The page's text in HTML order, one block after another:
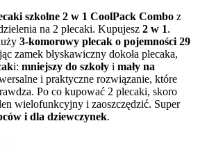
szkolne 2 w 1 CoolPack Combo z
na 2 plecaki. Kupujesz 2 w 1.
3-komorowy plecak o pojemności 29
zamek błyskawiczny dokoła plecaka,
i: mniejszy do szkoły i mały na
i praktyczne rozwiązanie, które
Po co kupować 2 plecaki, skoro
wielofunkcyjny i zaoszczędzić. Super
i dla dziewczynek.